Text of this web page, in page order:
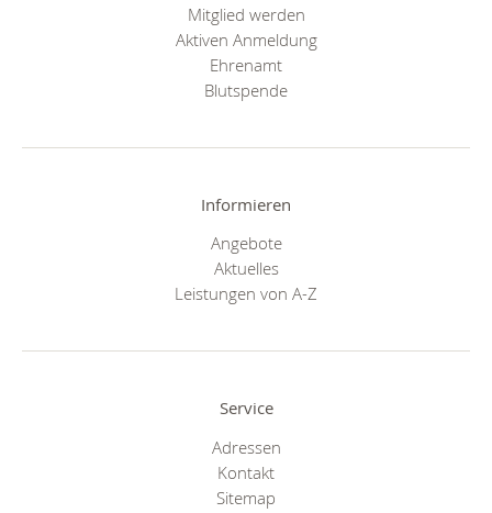
Mitglied werden
Aktiven Anmeldung
Ehrenamt
Blutspende
Informieren
Angebote
Aktuelles
Leistungen von A-Z
Service
Adressen
Kontakt
Sitemap